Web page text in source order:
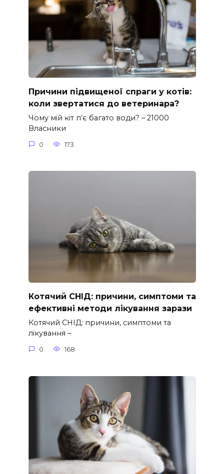
Причини підвищеної спраги у котів:
коли звертатися до ветеринара?
Чому мій кіт п’є багато води? – 21000
Власники
0 173
Котячий СНІД: причини, симптоми та
ефективні методи лікування зарази
Котячий СНІД: причини, симптоми та
лікування –
0 168